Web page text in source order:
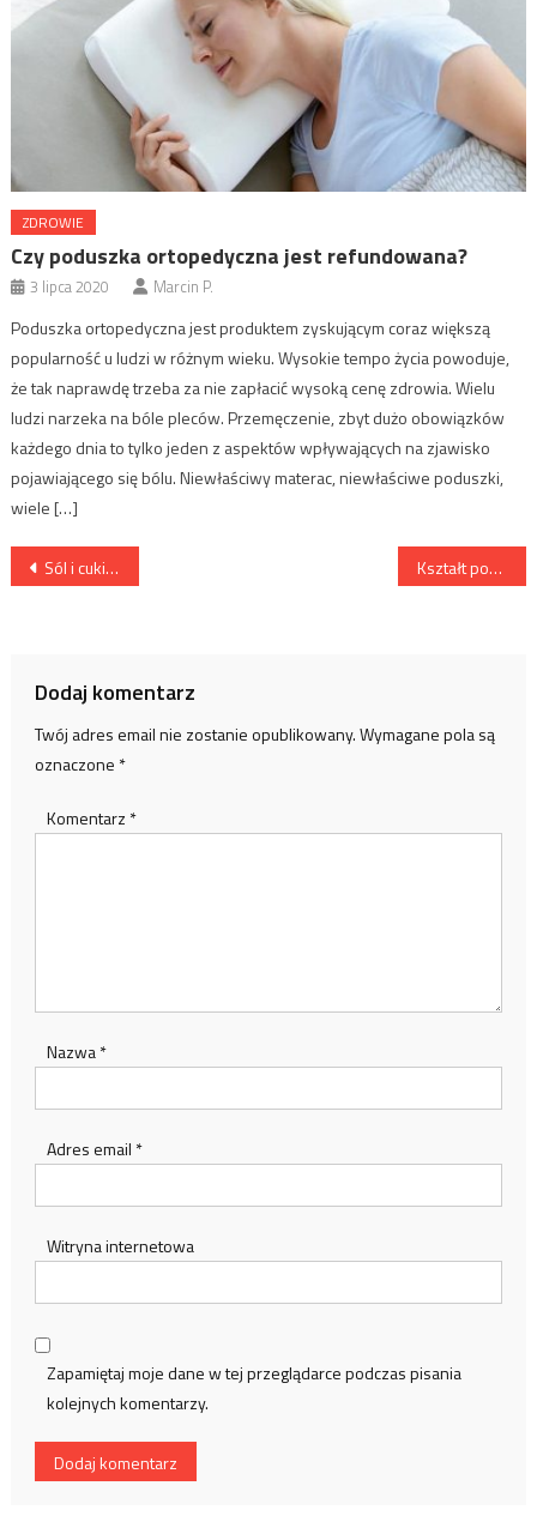
ZDROWIE
Czy poduszka ortopedyczna jest refundowana?
3 lipca 2020 Marcin P.
Poduszka ortopedyczna jest produktem zyskującym coraz większą
popularność u ludzi w różnym wieku. Wysokie tempo życia powoduje,
że tak naprawdę trzeba za nie zapłacić wysoką cenę zdrowia. Wielu
ludzi narzeka na bóle pleców. Przemęczenie, zbyt dużo obowiązków
każdego dnia to tylko jeden z aspektów wpływających na zjawisko
pojawiającego się bólu. Niewłaściwy materac, niewłaściwe poduszki,
wiele […]
Nawigacja
Sól i cukier a odchudzanie – białą śmiercią? Kształt poduszek dla ciężarnych
Dodaj komentarz
Twój adres email nie zostanie opublikowany.Wymagane pola są
oznaczone *
Komentarz *
Nazwa*
Adres email *
Witryna internetowa
Zapamiętaj moje dane w tej przeglądarce podczas pisania
kolejnych komentarzy.